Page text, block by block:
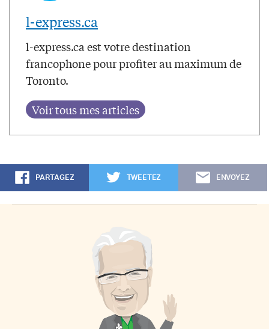
l-express.ca
l-express.ca est votre destination
francophone pour profiter au maximum de
Toronto.
PARTAGEZ TWEETEZ ENVOYEZ